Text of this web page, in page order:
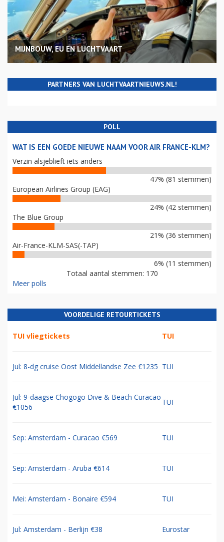
MIJNBOUW, EU EN LUCHTVAART
PARTNERS VAN LUCHTVAARTNIEUWS.NL!
POLL
WAT IS EEN GOEDE NIEUWE NAAM VOOR AIR FRANCE-KLM?
Verzin alsjeblieft iets anders
47% (81 stemmen)
European Airlines Group (EAG)
24% (42 stemmen)
The Blue Group
21% (36 stemmen)
Air-France-KLM-SAS(-TAP)
6% (11 stemmen)
Totaal aantal stemmen: 170
Meer polls
VOORDELIGE RETOURTICKETS
TUI vliegtickets TUI
Jul: 8-dg cruise Oost Middellandse Zee €1235 TUI
Jul: 9-daagse Chogogo Dive & Beach Curacao
€1056
TUI
Sep: Amsterdam - Curacao €569 TUI
Sep: Amsterdam - Aruba €614 TUI
Mei: Amsterdam - Bonaire €594 TUI
Jul: Amsterdam - Berlijn €38 Eurostar